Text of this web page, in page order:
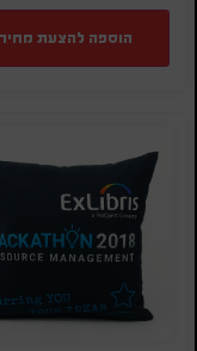
הוספה להצעת מחיר